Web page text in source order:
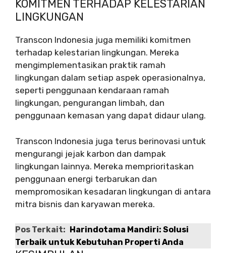
KOMITMEN TERHADAP KELESTARIAN
LINGKUNGAN
Transcon Indonesia juga memiliki komitmen
terhadap kelestarian lingkungan. Mereka
mengimplementasikan praktik ramah
lingkungan dalam setiap aspek operasionalnya,
seperti penggunaan kendaraan ramah
lingkungan, pengurangan limbah, dan
penggunaan kemasan yang dapat didaur ulang.
Transcon Indonesia juga terus berinovasi untuk
mengurangi jejak karbon dan dampak
lingkungan lainnya. Mereka memprioritaskan
penggunaan energi terbarukan dan
mempromosikan kesadaran lingkungan di antara
mitra bisnis dan karyawan mereka.
Pos Terkait:
Harindotama Mandiri: Solusi
Terbaik untuk Kebutuhan Properti Anda